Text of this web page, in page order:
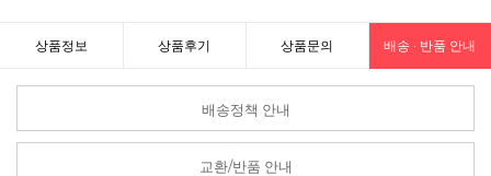
상품정보 상품후기 상품문의 배송 · 반품 안내
배송정책 안내
교환/반품 안내